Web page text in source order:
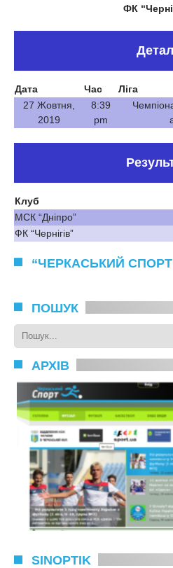
ФК
Дата Час Ліга
27 Жовтня,
2019
8:39
pm
Клуб
МСК “Дніпро”
ФК “Чернігів”
“ЧЕРКАСЬКИЙ
ПОШУК
АРХІВ
SINOPTIK